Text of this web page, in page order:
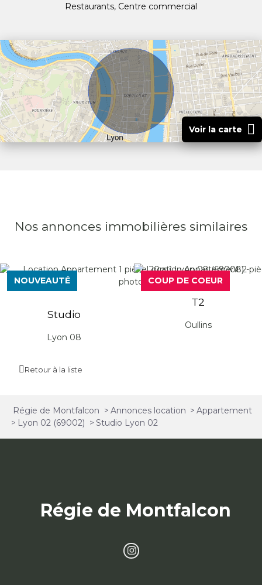
Restaurants, Centre commercial
Voir la carte
Nos annonces immobilières similaires
NOUVEAUTÉ
Studio
Lyon 08
COUP DE COEUR
T2
Oullins
Retour à la liste
Régie de Montfalcon > Annonces location > Appartement
> Lyon 02 (69002) > Studio Lyon 02
Régie de Montfalcon